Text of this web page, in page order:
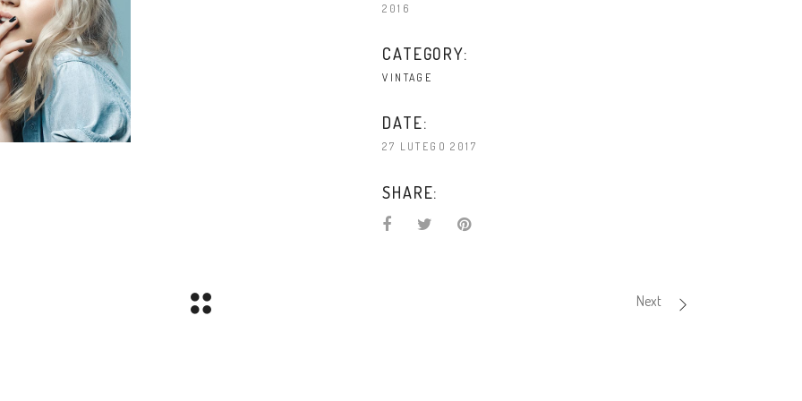
2016
CATEGORY:
VINTAGE
DATE:
27 LUTEGO 2017
SHARE:
Next